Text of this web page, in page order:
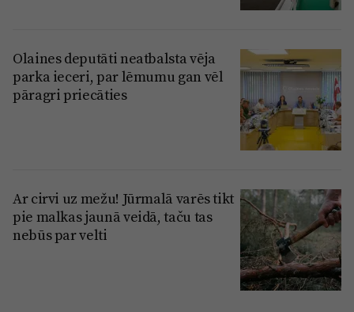
Olaines deputāti neatbalsta vēja
parka ieceri, par lēmumu gan vēl
pāragri priecāties
Ar cirvi uz mežu! Jūrmalā varēs tikt
pie malkas jaunā veidā, taču tas
nebūs par velti